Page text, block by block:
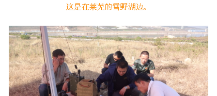
这是在莱芜的雪野湖边。